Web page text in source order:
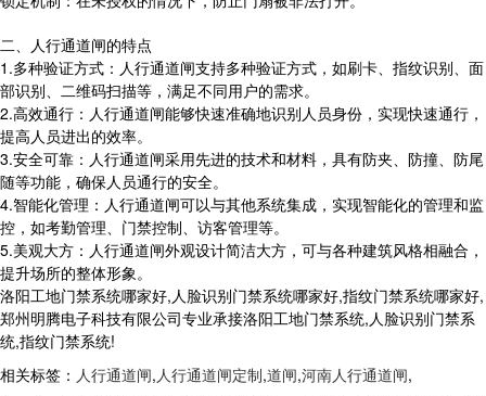
二、人行通道闸的特点
1.多种验证方式：人行通道闸支持多种验证方式，如刷卡、指纹识别、面
部识别、二维码扫描等，满足不同用户的需求。
2.高效通行：人行通道闸能够快速准确地识别人员身份，实现快速通行，
提高人员进出的效率。
3.安全可靠：人行通道闸采用先进的技术和材料，具有防夹、防撞、防尾
随等功能，确保人员通行的安全。
4.智能化管理：人行通道闸可以与其他系统集成，实现智能化的管理和监
控，如考勤管理、门禁控制、访客管理等。
5.美观大方：人行通道闸外观设计简洁大方，可与各种建筑风格相融合，
提升场所的整体形象。
洛阳工地门禁系统哪家好,人脸识别门禁系统哪家好,指纹门禁系统哪家好,
郑州明腾电子科技有限公司专业承接洛阳工地门禁系统,人脸识别门禁系
统,指纹门禁系统!
相关标签： 人行通道闸,人行通道闸定制,道闸,河南人行通道闸,